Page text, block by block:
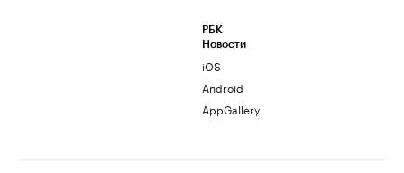
РБК
Новости
iOS
Android
AppGallery